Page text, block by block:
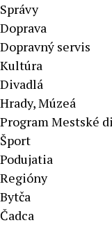
Aktuálne správy –
Správy
Doprava
Dopravný servis
Kultúra
Divadlá
Hrady, Múzeá
Program Mestské
Šport
Podujatia
Regióny
Bytča
Čadca